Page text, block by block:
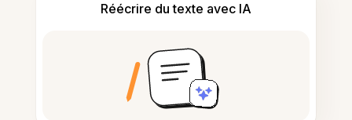
Réécrire du texte avec IA